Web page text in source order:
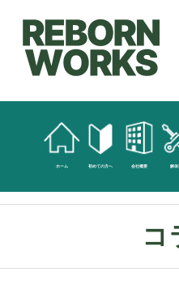
ホーム 初めての方へ 会社概要 解体
コ